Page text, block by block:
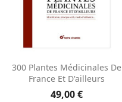
300 Plantes Médicinales De
France Et D'ailleurs
49,00 €